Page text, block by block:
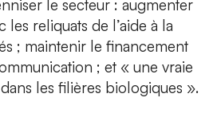
le secteur : augmenter
les reliquats de l’aide à la
; maintenir le financement
; et « une vraie
les filières biologiques ».